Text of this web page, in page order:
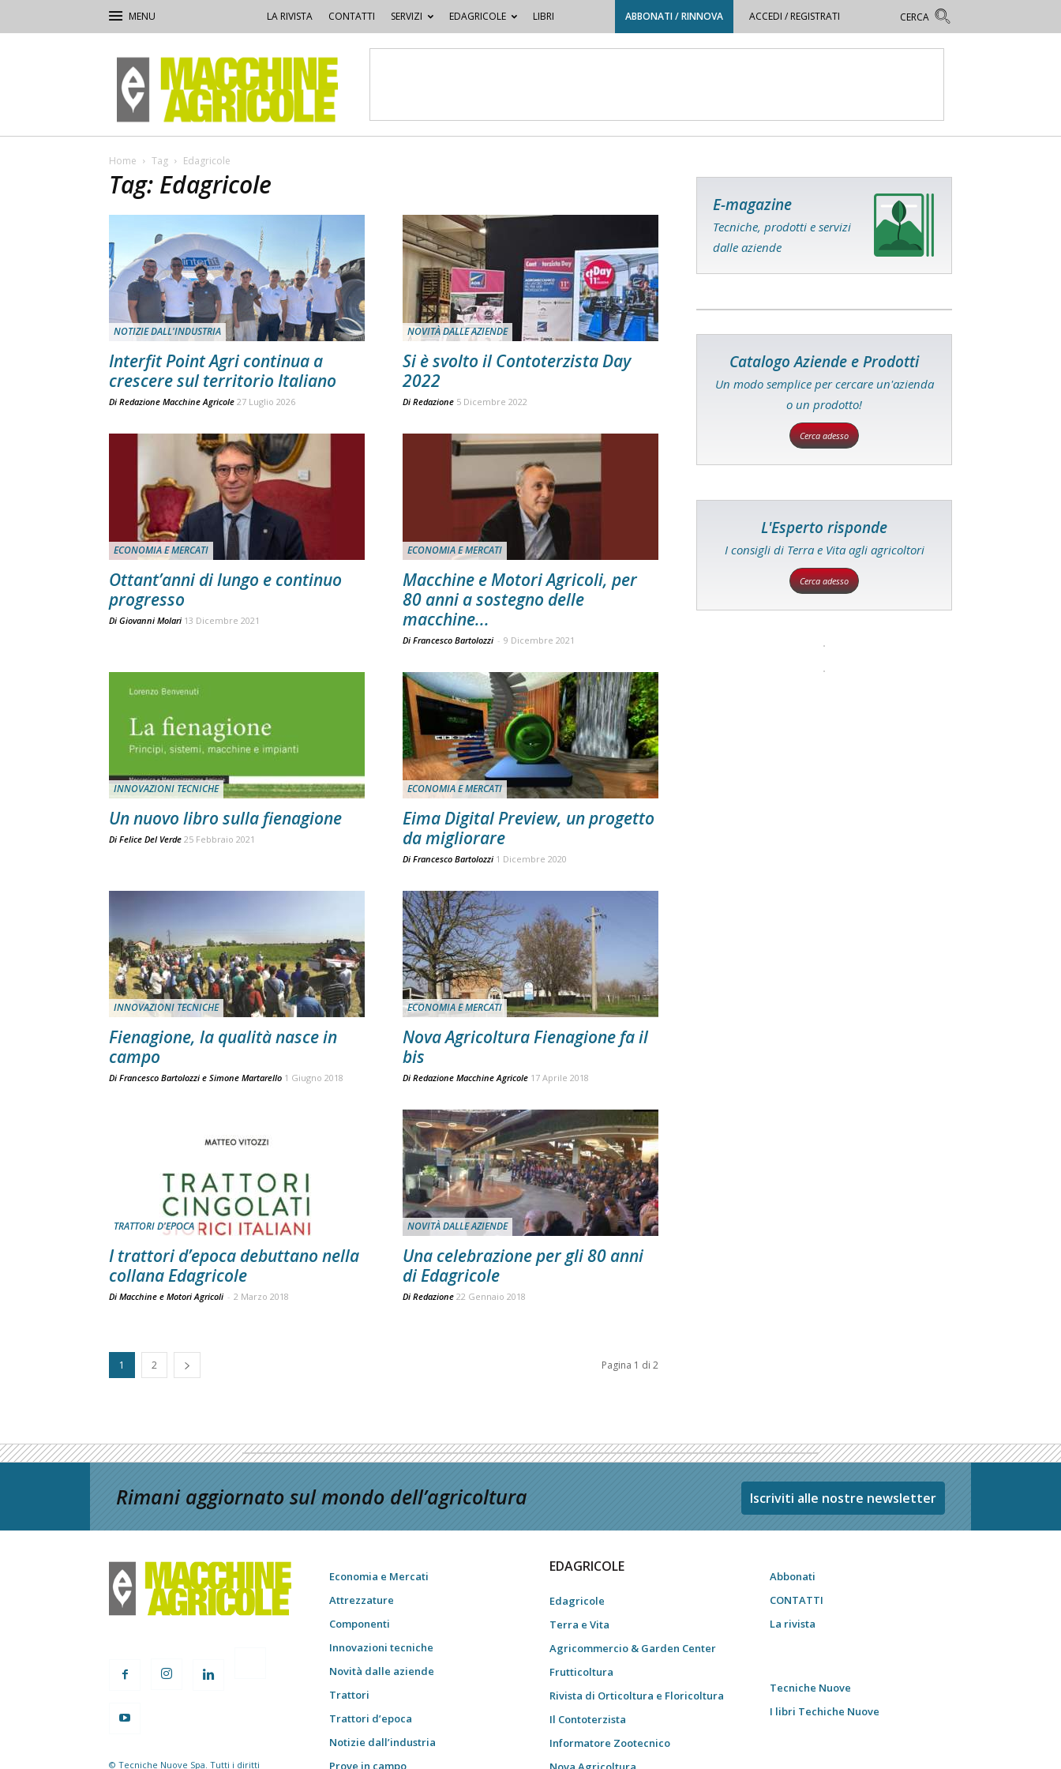
LA RIVISTA CONTATTI SERVIZI EDAGRICOLE LIBRI ABBONATI / RINNOVA ACCEDI / REGISTRATI
Macchine
Agricole
Home Tag Edagricole
Tag: Edagricole
NOTIZIE DALL'INDUSTRIA
Interfit Point Agri continua a
crescere sul territorio Italiano
Di Redazione Macchine Agricole 27 Luglio 2026
NOVITÀ DALLE AZIENDE
Si è svolto il Contoterzista Day
2022
Di Redazione 5 Dicembre 2022
ECONOMIA E MERCATI
Ottant’anni di lungo e continuo
progresso
Di Giovanni Molari 13 Dicembre 2021
ECONOMIA E MERCATI
Macchine e Motori Agricoli, per
80 anni a sostegno delle
macchine...
Di Francesco Bartolozzi - 9 Dicembre 2021
INNOVAZIONI TECNICHE
Un nuovo libro sulla fienagione
Di Felice Del Verde 25 Febbraio 2021
ECONOMIA E MERCATI
Eima Digital Preview, un progetto
da migliorare
Di Francesco Bartolozzi 1 Dicembre 2020
INNOVAZIONI TECNICHE
Fienagione, la qualità nasce in
campo
Di Francesco Bartolozzi e Simone Martarello 1 Giugno 2018
ECONOMIA E MERCATI
Nova Agricoltura Fienagione fa il
bis
Di Redazione Macchine Agricole 17 Aprile 2018
TRATTORI D'EPOCA
I trattori d’epoca debuttano nella
collana Edagricole
Di Macchine e Motori Agricoli - 2 Marzo 2018
NOVITÀ DALLE AZIENDE
Una celebrazione per gli 80 anni
di Edagricole
Di Redazione 22 Gennaio 2018
1 2 Pagina 1 di 2
E-magazine
Tecniche, prodotti e servizi
dalle aziende
Catalogo Aziende e Prodotti
Un modo semplice per cercare un'azienda
o un prodotto!
Cerca adesso
L'Esperto risponde
I consigli di Terra e Vita agli agricoltori
Cerca adesso
Rimani aggiornato sul mondo dell’agricoltura Iscriviti alle nostre newsletter
© Tecniche Nuove Spa. Tutti i diritti
Economia e Mercati
Attrezzature
Componenti
Innovazioni tecniche
Novità dalle aziende
Trattori
Trattori d’epoca
Notizie dall’industria
Prove in campo
EDAGRICOLE
Edagricole
Terra e Vita
Agricommercio & Garden Center
Frutticoltura
Rivista di Orticoltura e Floricoltura
Il Contoterzista
Informatore Zootecnico
Abbonati
CONTATTI
La rivista
Tecniche Nuove
I libri Techiche Nuove